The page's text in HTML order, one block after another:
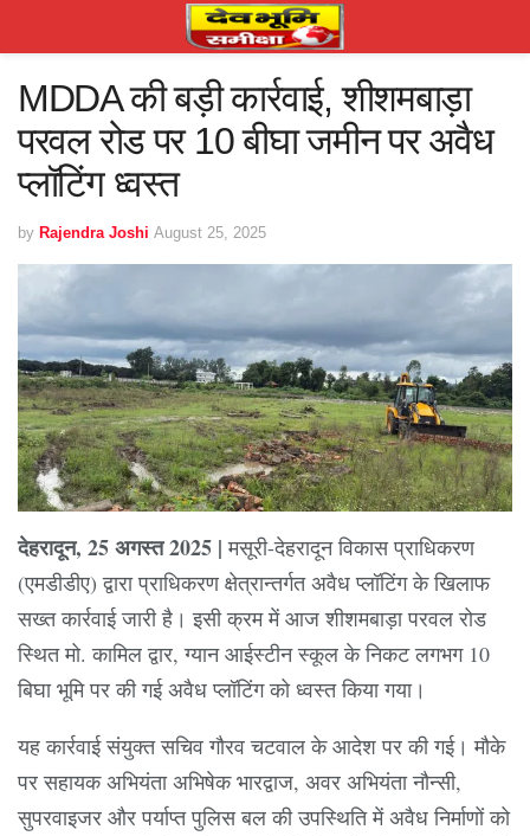
MDDA की बड़ी कार्रवाई, शीशमबाड़ा
परवल रोड पर 10 बीघा जमीन पर अवैध
प्लॉटिंग ध्वस्त
by Rajendra Joshi August 25, 2025
देहरादून, 25 अगस्त 2025 | मसूरी-देहरादून विकास प्राधिकरण
(एमडीडीए) द्वारा प्राधिकरण क्षेत्रान्तर्गत अवैध प्लॉटिंग के खिलाफ
सख्त कार्रवाई जारी है। इसी क्रम में आज शीशमबाड़ा परवल रोड
स्थित मो. कामिल द्वार, ग्यान आईस्टीन स्कूल के निकट लगभग 10
बिघा भूमि पर की गई अवैध प्लॉटिंग को ध्वस्त किया गया।
यह कार्रवाई संयुक्त सचिव गौरव चटवाल के आदेश पर की गई। मौके
पर सहायक अभियंता अभिषेक भारद्वाज, अवर अभियंता नौन्सी,
सुपरवाइजर और पर्याप्त पुलिस बल की उपस्थिति में अवैध निर्माणों को